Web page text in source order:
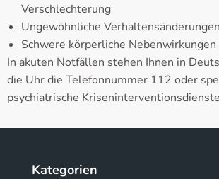
Verschlechterung
Ungewöhnliche Verhaltensänderungen
Schwere körperliche Nebenwirkungen
In akuten Notfällen stehen Ihnen in
die Uhr die Telefonnummer 112 oder
psychiatrische
Kategorien